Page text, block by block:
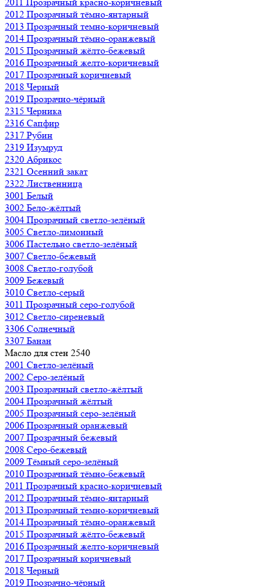
2012 Прозрачный тёмно-янтарный
2013 Прозрачный темно-коричневый
2014 Прозрачный тёмно-оранжевый
2015 Прозрачный жёлто-бежевый
2016 Прозрачный желто-коричневый
2017 Прозрачный коричневый
2018 Черный
2019 Прозрачно-чёрный
2315 Черника
2316 Сапфир
2317 Рубин
2319 Изумруд
2320 Абрикос
2321 Осенний закат
2322 Лиственница
3001 Белый
3002 Бело-жёлтый
3004 Прозрачный светло-зелёный
3005 Светло-лимонный
3006 Пастельно светло-зелёный
3007 Светло-бежевый
3008 Светло-голубой
3009 Бежевый
3010 Светло-серый
3011 Прозрачный серо-голубой
3012 Светло-сиреневый
3306 Солнечный
3307 Банан
Масло для стен 2540
2001 Светло-зелёный
2002 Серо-зелёный
2003 Прозрачный светло-жёлтый
2004 Прозрачный жёлтый
2005 Прозрачный серо-зелёный
2006 Прозрачный оранжевый
2007 Прозрачный бежевый
2008 Серо-бежевый
2009 Тёмный серо-зелёный
2010 Прозрачный тёмно-бежевый
2011 Прозрачный красно-коричневый
2012 Прозрачный тёмно-янтарный
2013 Прозрачный темно-коричневый
2014 Прозрачный тёмно-оранжевый
2015 Прозрачный жёлто-бежевый
2016 Прозрачный желто-коричневый
2017 Прозрачный коричневый
2018 Черный
2019 Прозрачно-чёрный